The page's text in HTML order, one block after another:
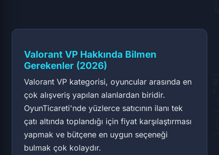
Valorant VP Hakkında Bilmen
Gerekenler (2026)
Valorant VP kategorisi, oyuncular arasında en
çok alışveriş yapılan alanlardan biridir.
OyunTicareti'nde yüzlerce satıcının ilanı tek
çatı altında toplandığı için fiyat karşılaştırması
yapmak ve bütçene en uygun seçeneği
bulmak çok kolaydır.